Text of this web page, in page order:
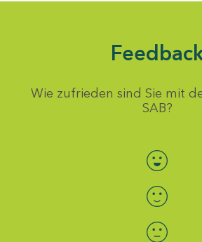
Wie zufrieden sind Sie mit
SAB?